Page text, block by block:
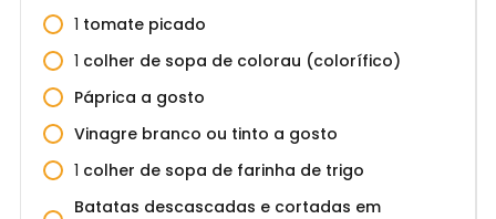
1 tomate picado
1 colher de sopa de colorau (colorífico)
Páprica a gosto
Vinagre branco ou tinto a gosto
1 colher de sopa de farinha de trigo
Batatas descascadas e cortadas em